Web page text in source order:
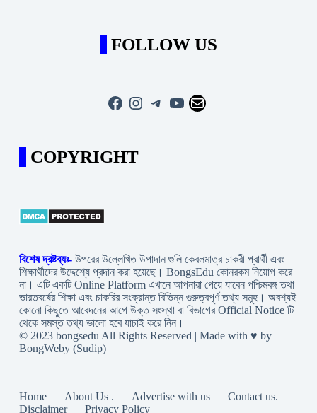
FOLLOW US
Facebook
Instagram
Telegram
YouTube
Mail
COPYRIGHT
বিশেষ দ্রষ্টব্যঃ- উপরের উল্লেখিত উপাদান গুলি কেবলমাত্র চাকরী প্রার্থী এবং
শিক্ষার্থীদের উদ্দেশ্যে প্রদান করা হয়েছে। BongsEdu কোনরকম নিয়োগ করে
না। এটি একটি Online Platform এখানে আপনারা পেয়ে যাবেন পশ্চিমবঙ্গ তথা
ভারতবর্ষের শিক্ষা এবং চাকরির সংক্রান্ত বিভিন্ন গুরুত্বপূর্ণ তথ্য সমূহ। অবশ্যই
কোনো কিছুতে আবেদনের আগে উক্ত সংস্থা বা বিভাগের Official Notice টি
থেকে সমস্ত তথ্য ভালো হবে যাচাই করে নিন।
© 2023 bongsedu All Rights Reserved | Made with ♥ by
BongWeby (Sudip)
Home About Us . Advertise with us
Contact us.
Disclaimer
Privacy Policy